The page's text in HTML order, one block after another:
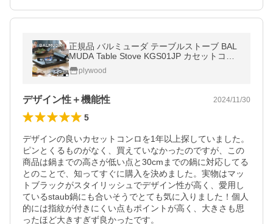
正規品 バルミューダ テーブルストーブ BAL
MUDA Table Stove KGS01JP カセットコン
ロ おしゃれ 極薄 幅広 卓上 テーブルコンロ
薄型plywood
デザイン性＋機能性 2024/11/30
5
デザインの良いカセットコンロを1年以上探していました。
ピンとくるものがなく、買えていなかったのですが、この
商品は鍋までの高さが低い点と30cmまでの鍋に対応してる
とのことで、知ってすぐに購入を決めました。実物はマッ
トブラックがスタイリッシュでデザイン性が高く、愛用し
ているstaub鍋にも合いそうでとても気に入りました！個人
的には指紋が付きにくい点もポイントが高く、大きさも思
ったほど大きすぎず良かったです。